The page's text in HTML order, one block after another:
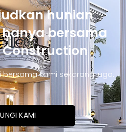
hunian
bersama
bersama kami sekarang juga.
KAMI